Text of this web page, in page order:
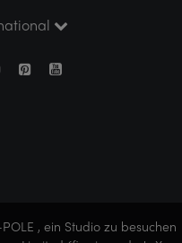
, ein Studio zu besuchen